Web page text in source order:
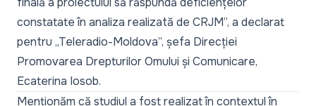
constatate în analiza realizată de CRJM”, a declarat
pentru „Teleradio-Moldova”, șefa Direcției
Promovarea Drepturilor Omului și Comunicare,
Ecaterina Iosob.
Menționăm că studiul a fost realizat în contextul în